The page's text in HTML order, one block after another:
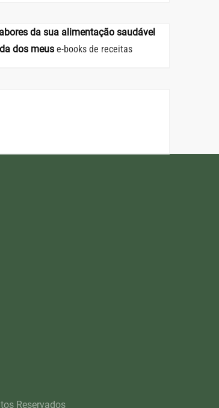
da sua alimentação saudável
dos meus e-books de receitas
Reservados